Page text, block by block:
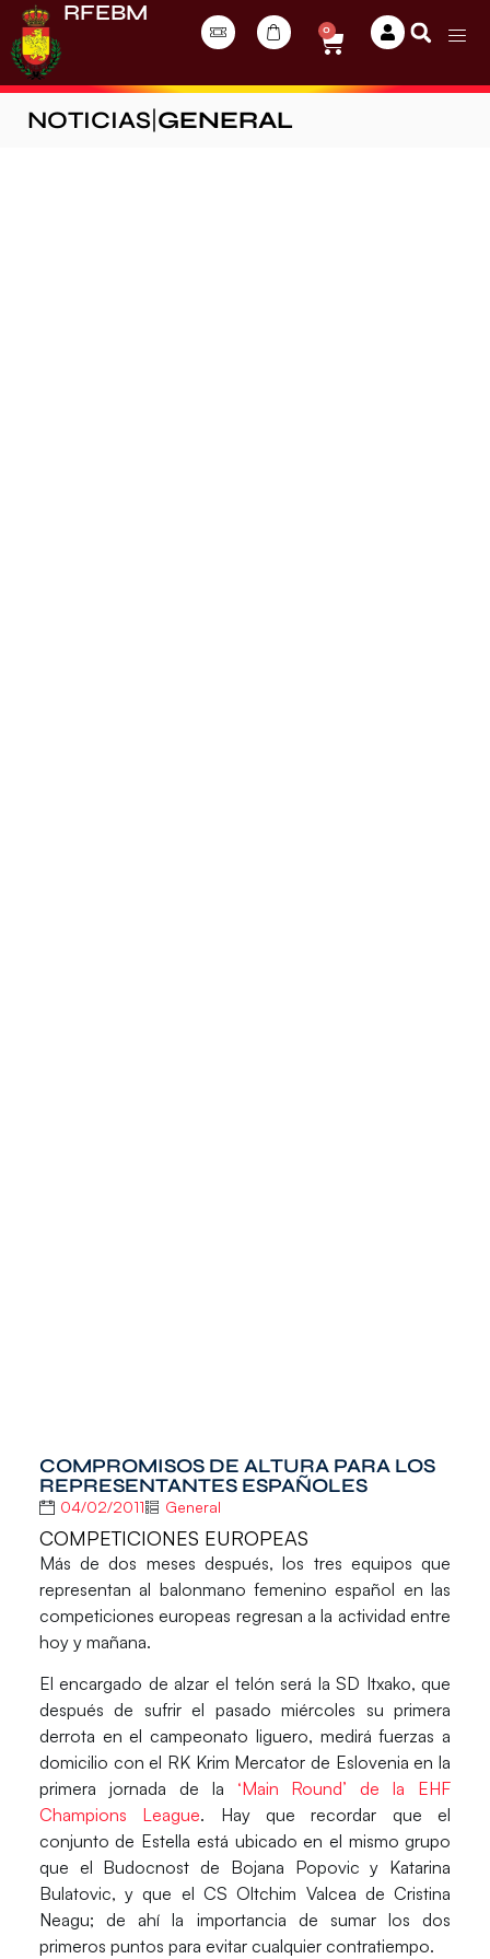
RFEBM
0
NOTICIAS GENERAL
COMPROMISOS DE ALTURA PARA LOS
REPRESENTANTES ESPAÑOLES
04/02/2011 General
COMPETICIONES EUROPEAS
Más de dos meses después, los tres equipos que
representan al balonmano femenino español en las
competiciones europeas regresan a la actividad entre
hoy y mañana.
El encargado de alzar el telón será la SD Itxako, que
después de sufrir el pasado miércoles su primera
derrota en el campeonato liguero, medirá fuerzas a
domicilio con el RK Krim Mercator de Eslovenia en la
primera jornada de la ‘Main Round’ de la EHF
Champions League. Hay que recordar que el
conjunto de Estella está ubicado en el mismo grupo
que el Budocnost de Bojana Popovic y Katarina
Bulatovic, y que el CS Oltchim Valcea de Cristina
Neagu; de ahí la importancia de sumar los dos
primeros puntos para evitar cualquier contratiempo.